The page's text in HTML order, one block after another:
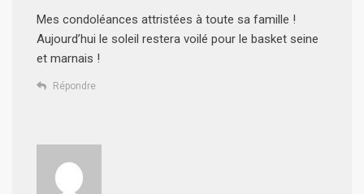
Mes condoléances attristées à toute sa famille !
Aujourd’hui le soleil restera voilé pour le basket seine
et marnais !
Répondre